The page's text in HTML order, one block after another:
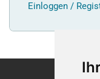
Einloggen /